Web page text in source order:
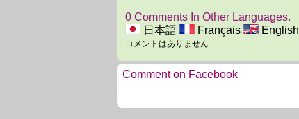
0 Comments In Other Languages.
日本語
Français English
コメントはありません
Comment on Facebook